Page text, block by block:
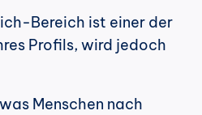
Bereich ist einer der
Profils, wird jedoch
Menschen nach